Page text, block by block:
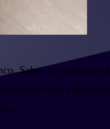
Sabes los
muy